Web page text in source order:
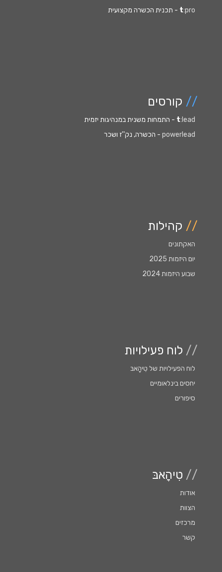
t:pro - תכנית הכשרה מקצועית
// קורסים
t:lead
- התמחות משנית במנהיגות יזמית
powerlead - הכשרה, נק''ז ושכר
// קהילות
האקתונים
יום היזמות 2025
שבוע היזמות 2024
// לוח פעילויות
לוח הפעילויות של טִִיהָָאבּ
יחסים בינלאומיים
סיפורים
// טִיהָאבּ
אודות
הצוות
מרכזים
קשר